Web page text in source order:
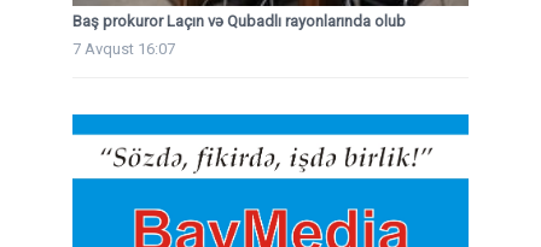
Baş prokuror Laçın və Qubadlı rayonlarında olub
7 Avqust 16:07